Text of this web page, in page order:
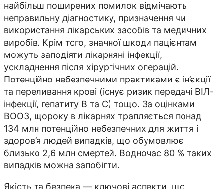
найбільш поширених помилок відмічають
неправильну діагностику, призначення чи
використання лікарських засобів та медичних
виробів. Крім того, значної шкоди пацієнтам
можуть заподіяти лікарняні інфекції,
ускладнення після хірургічних операцій.
Потенційно небезпечними практиками є ін’єкції
та переливання крові (існує ризик передачі ВІЛ-
інфекції, гепатиту В та С) тощо. За оцінками
ВООЗ, щороку в лікарнях трапляється понад
134 млн потенційно небезпечних для життя і
здоров’я людей випадків, що обумовлює
близько 2,6 млн смертей. Водночас 80 % таких
випадків можна запобігти.
Якість та безпека — ключові аспекти, що